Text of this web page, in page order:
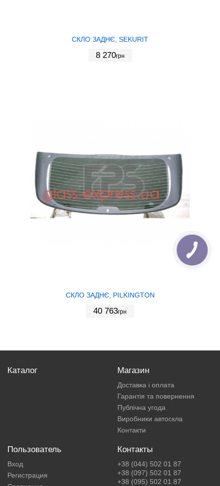
СКЛО ЗАДНЄ, SEKURIT
8 270грн
СКЛО ЗАДНЄ, PILKINGTON
40 763грн
Каталог Магазин
Доставка і оплата
Гарантія та повернення
Публічна угода
Виробники автоскла
Контакти
Пользователь
Вход
Регистрация
Контакты
+38 (044) 502 01 87
+38 (097) 502 01 87
+38 (095) 502 01 87